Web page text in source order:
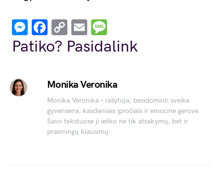
Messenger
Facebook
Copy
Link
Email
Patiko? Pasidalink
Monika Veronika
Monika Veronika – rašytoja, besidominti sveika
gyvensena, kasdieniais įpročiais ir emocine gerove.
Savo tekstuose ji ieško ne tik atsakymų, bet ir
prasmingų klausimų.